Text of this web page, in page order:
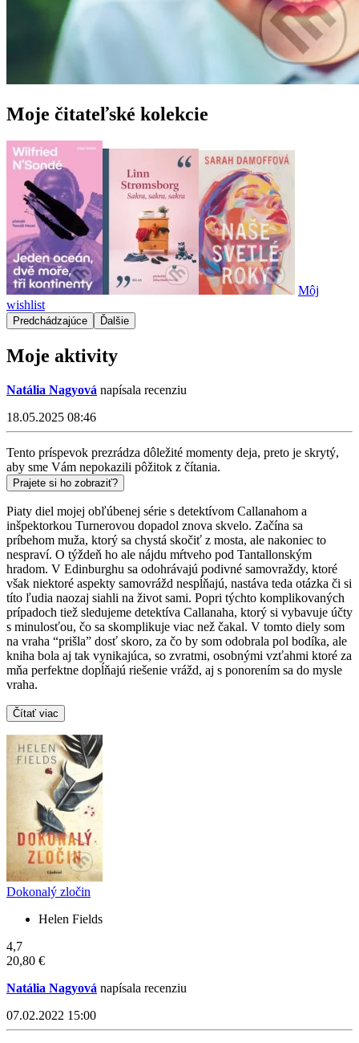
Moje čitateľské kolekcie
Môj
wishlist
Predchádzajúce Ďalšie
Moje aktivity
Natália Nagyová napísala recenziu
18.05.2025 08:46
Tento príspevok prezrádza dôležité momenty deja, preto je skrytý,
aby sme Vám nepokazili pôžitok z čítania.
Prajete si ho zobraziť?
Piaty diel mojej obľúbenej série s detektívom Callanahom a
inšpektorkou Turnerovou dopadol znova skvelo. Začína sa
príbehom muža, ktorý sa chystá skočiť z mosta, ale nakoniec to
nespraví. O týždeň ho ale nájdu mŕtveho pod Tantallonským
hradom. V Edinburghu sa odohrávajú podivné samovraždy, ktoré
však niektoré aspekty samovrážd nespĺňajú, nastáva teda otázka či si
títo ľudia naozaj siahli na život sami. Popri týchto komplikovaných
prípadoch tiež sledujeme detektíva Callanaha, ktorý si vybavuje účty
s minulosťou, čo sa skomplikuje viac než čakal. V tomto diely som
na vraha “prišla” dosť skoro, za čo by som odobrala pol bodíka, ale
kniha bola aj tak vynikajúca, so zvratmi, osobnými vzťahmi ktoré za
mňa perfektne dopĺňajú riešenie vrážd, aj s ponorením sa do mysle
vraha.
Čítať viac
Dokonalý zločin
Helen Fields
4,7
20,80 €
Natália Nagyová napísala recenziu
07.02.2022 15:00